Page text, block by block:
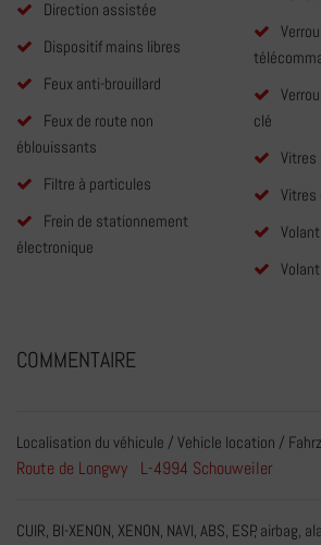
Direction assistée
Dispositif mains libres
Feux anti-brouillard
Feux de route non
éblouissants
Filtre à particules
Frein de stationnement
électronique
clé
Vitres
Vitres
COMMENTAIRE
Localisation du véhicule / Vehicle location /
Route de Longwy L-4994 Schouweiler
CUIR, BI-XENON, XENON, NAVI, ABS, ESP, airbag,